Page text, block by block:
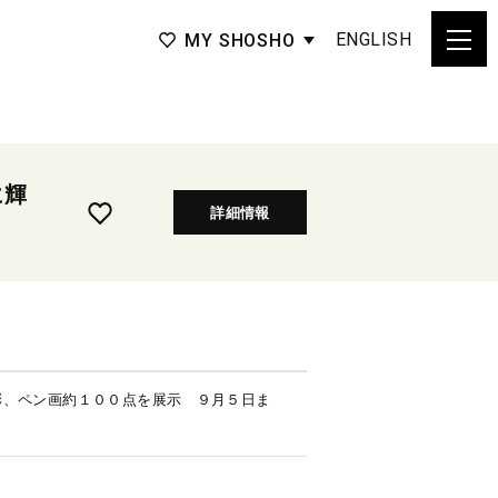
MY SHOSHO ENGLISH
詳細情報
ン画約１００点を展示 ９月５日ま